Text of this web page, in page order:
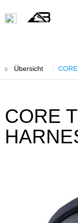
Übersicht CORE
CORE